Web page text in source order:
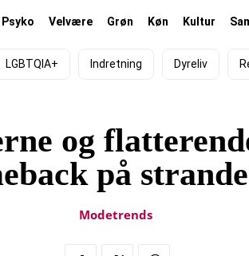
Psyko Velvære Grøn Køn Kultur
LGBTQIA+ Indretning Dyreliv
og
på
Modetrends